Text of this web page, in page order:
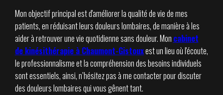
Mon objectif principal est d'améliorer la qualité de vie de mes
patients, en réduisant leurs douleurs lombaires, de manière à les
aider à retrouver une vie quotidienne sans douleur. Mon cabinet
de kinésithérapie à Chaumont-Gistouxest un lieu où l'écoute,
le professionnalisme et la compréhension des besoins individuels
sont essentiels, ainsi, n’hésitez pas à me contacter pour discuter
des douleurs lombaires qui vous gênent tant.